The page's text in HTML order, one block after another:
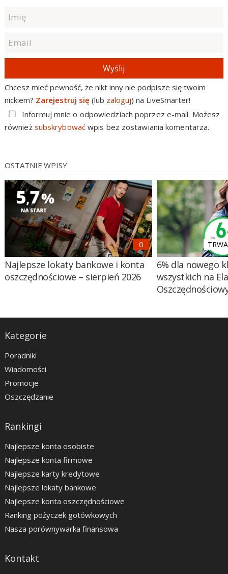
Wyślij
Chcesz mieć pewność, że nikt inny nie podpisze się twoim
nickiem? Zarejestruj się (lub zaloguj) na LiveSmarter!
Informuj mnie o odpowiedziach poprzez e-mail. Możesz
również subskrybowaćwpis bez zostawiania komentarza.
OSTATNIE WPISY
Najlepsze lokaty bankowe i konta
oszczędnościowe – sierpień 2026
6% dla nowego
wszystkich na
Kategorie
Poradniki
Wiadomości
Promocje
Oszczędzanie
Rankingi
Najlepsze konta osobiste
Najlepsze konta firmowe
Najlepsze karty kredytowe
Najlepsze lokaty bankowe
Najlepsze konta oszczędnościowe
Ranking pożyczek gotówkowych
Nasza porównywarka finansowa
Kontakt